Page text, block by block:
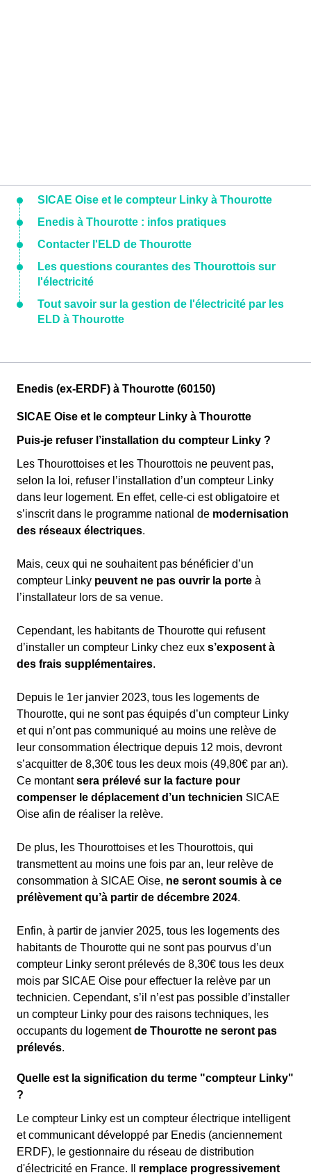
SICAE Oise et le compteur Linky à Thourotte
Enedis à Thourotte : infos pratiques
Contacter l'ELD de Thourotte
Les questions courantes des Thourottois sur
l'électricité
Tout savoir sur la gestion de l'électricité par les
ELD à Thourotte
Enedis (ex-ERDF) à Thourotte (60150)
SICAE Oise et le compteur Linky à Thourotte
Puis-je refuser l’installation du compteur Linky ?
Les Thourottoises et les Thourottois ne peuvent pas,
selon la loi, refuser l’installation d’un compteur Linky
dans leur logement. En effet, celle-ci est obligatoire et
s’inscrit dans le programme national de modernisation
des réseaux électriques.
Mais, ceux qui ne souhaitent pas bénéficier d’un
compteur Linky peuvent ne pas ouvrir la porte à
l’installateur lors de sa venue.
Cependant, les habitants de Thourotte qui refusent
d’installer un compteur Linky chez eux s’exposent à
des frais supplémentaires.
Depuis le 1er janvier 2023, tous les logements de
Thourotte, qui ne sont pas équipés d’un compteur Linky
et qui n’ont pas communiqué au moins une relève de
leur consommation électrique depuis 12 mois, devront
s’acquitter de 8,30€ tous les deux mois (49,80€ par an).
Ce montantsera prélevé sur la facture pour
compenser le déplacement d’un technicien SICAE
Oise afin de réaliser la relève.
De plus, les Thourottoises et les Thourottois, qui
transmettent au moins une fois par an, leur relève de
consommation à SICAE Oise, ne seront soumis à ce
prélèvement qu’à partir de décembre 2024.
Enfin, à partir de janvier 2025, tous les logements des
habitants de Thourotte qui ne sont pas pourvus d’un
compteur Linky seront prélevés de 8,30€ tous les deux
mois par SICAE Oise pour effectuer la relève par un
technicien. Cependant, s’il n’est pas possible d’installer
un compteur Linky pour des raisons techniques, les
occupants du logementde Thourotte ne seront pas
prélevés.
Quelle est la signification du terme "compteur Linky"
?
Le compteur Linky est un compteur électrique intelligent
et communicant développé par Enedis (anciennement
ERDF), le gestionnaire du réseau de distribution
d'électricité en France. Il remplace progressivement